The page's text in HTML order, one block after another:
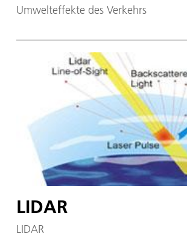
Umwelteffekte des Verkehrs
LIDAR
LIDAR